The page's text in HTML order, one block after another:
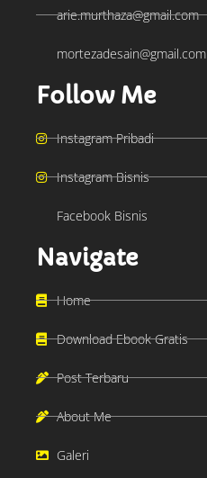
arie.murthaza@gmail.com
mortezadesain@gmail.com
Follow Me
Instagram Pribadi
Instagram Bisnis
Facebook Bisnis
Navigate
Home
Download Ebook Gratis
Post Terbaru
About Me
Galeri